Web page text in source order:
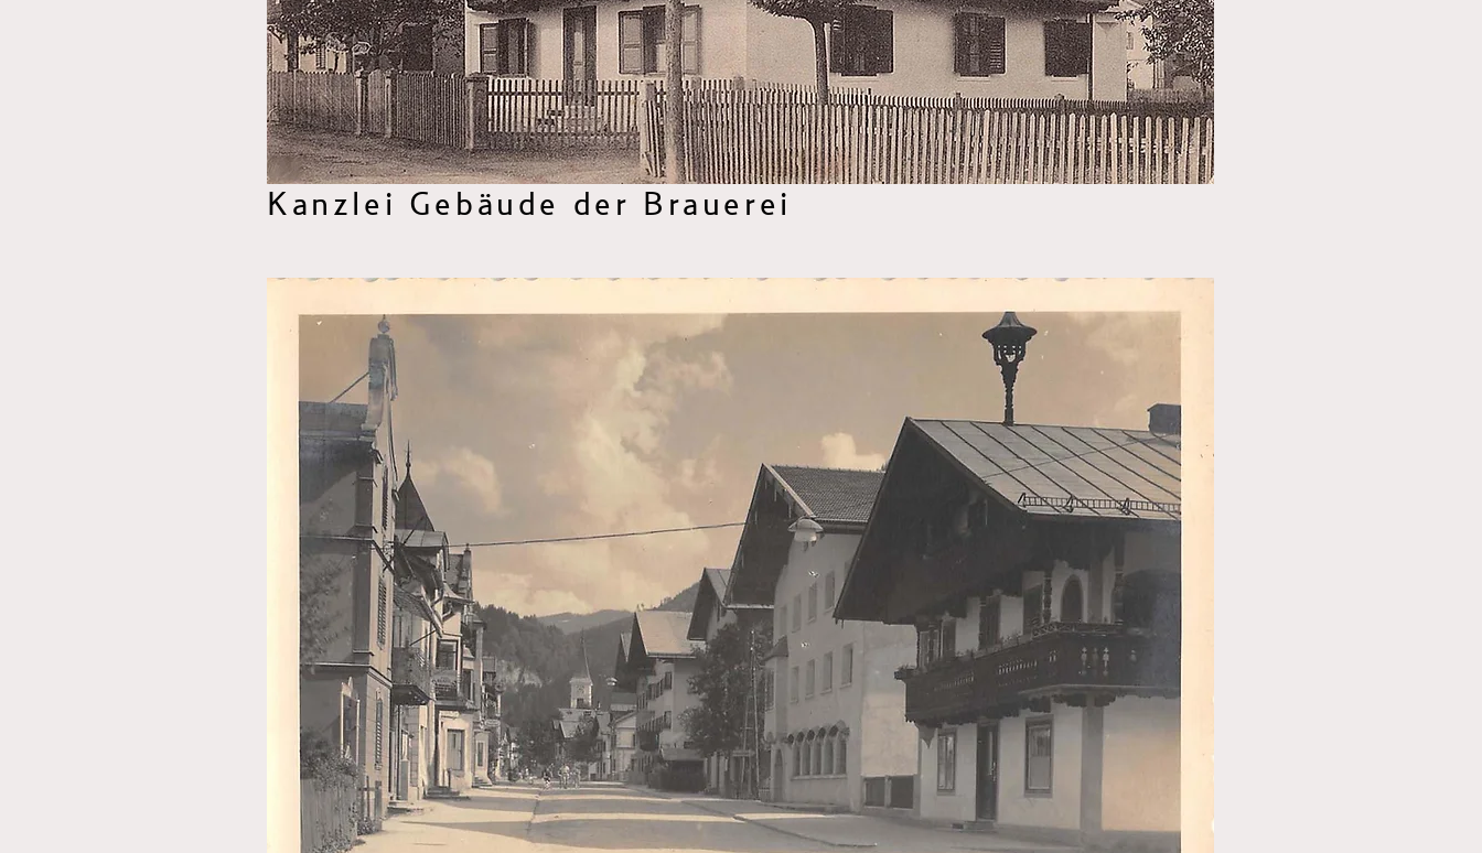
nach an Bedeutung. 1967 wurde die Brauerei aber noch als wichtiger Arbeitgeber
mit 49 Beschäftigten genannt. Heute befinden sich auf dem ehemaligen
Brauereigelände das KOMMA und das City Center Wörgl.
Kanzlei Gebäude der Brauerei